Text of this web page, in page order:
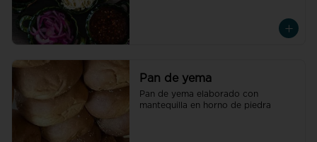
Pan de yema
Pan de yema elaborado con
mantequilla en horno de piedra